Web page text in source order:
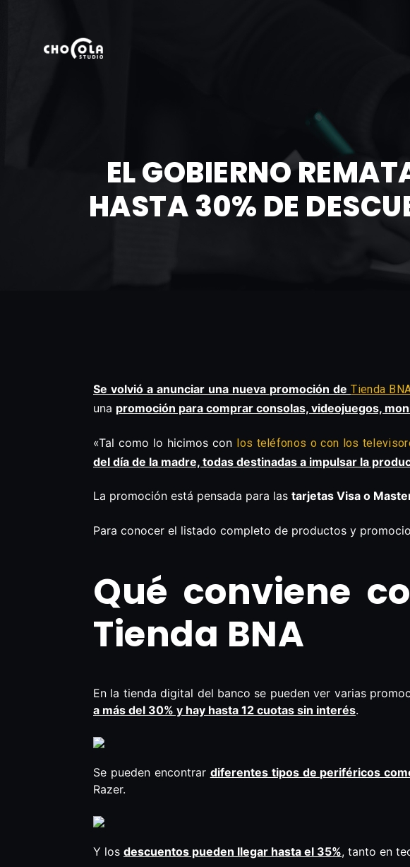
EL GOBIERNO
HASTA 30% DE
Se volvió a anunciar una nueva promoción deTienda
una promoción para comprar consolas, videojuegos,
«Tal como lo hicimos con los teléfonos o con los
del día de la madre, todas destinadas a impulsar la
La promoción está pensada para las tarjetas Visa o
Para conocer el listado completo de productos y
Qué conviene
Tienda BNA
En la tienda digital del banco se pueden ver varias
a más del 30% y hay hasta 12 cuotas sin interés.
Se pueden encontrar diferentes tipos de periféricos
Razer.
Y los descuentos pueden llegar hasta el 35%, tanto en